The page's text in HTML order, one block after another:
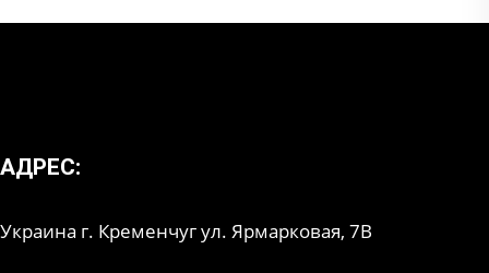
АДРЕС:
Украина г. Кременчуг ул. Ярмарковая, 7В